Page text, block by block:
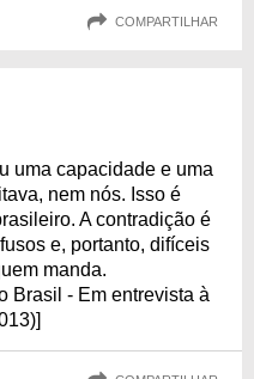
COMPARTILHAR
uma capacidade e uma
nem nós. Isso é
A contradição é
e, portanto, difíceis
manda.
Brasil - Em entrevista à